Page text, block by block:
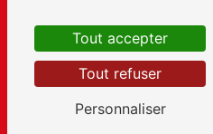
E-
Tout accepter
Tout refuser
Personnaliser